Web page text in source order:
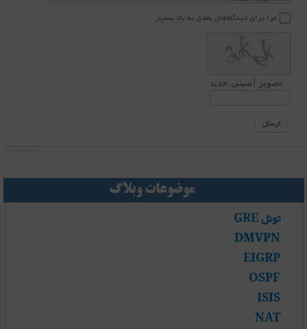
مرا برای دیدگاه‌های بعدی به یاد بسپار
تصویر امنیتی جدید
ارسال
موضوعات وبلاگ
تونل GRE
DMVPN
EIGRP
OSPF
ISIS
NAT